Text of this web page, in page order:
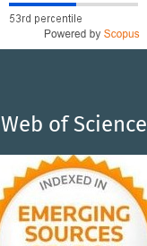
Web of Science